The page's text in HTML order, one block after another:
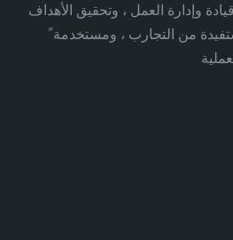
وإدارة العمل ، وتحقيق الأهداف
من التجارب ، ومستخدمة